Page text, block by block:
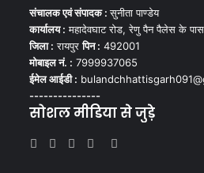
संचालक एवं संपादक :सुनीता पाण्डेय
कार्यालय : महादेवघाट रोड, रेणु पैन पैलेस के
जिला : रायपुरपिन : 492001
मोबाइल नं. : 7999937065
ईमेल आईडी :
---------------
सोशल मीडिया से जुड़े
Facebook
TwitterYouTubeInstagram